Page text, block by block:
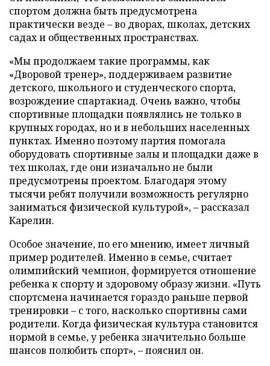
спортом должна быть предусмотрена
практически везде – во дворах, школах, детских
садах и общественных пространствах.
«Мы продолжаем такие программы, как
«Дворовой тренер», поддерживаем развитие
детского, школьного и студенческого спорта,
возрождение спартакиад. Очень важно, чтобы
спортивные площадки появлялись не только в
крупных городах, но и в небольших населенных
пунктах. Именно поэтому партия помогала
оборудовать спортивные залы и площадки даже в
тех школах, где они изначально не были
предусмотрены проектом. Благодаря этому
тысячи ребят получили возможность регулярно
заниматься физической культурой», – рассказал
Карелин.
Особое значение, по его мнению, имеет личный
пример родителей. Именно в семье, считает
олимпийский чемпион, формируется отношение
ребенка к спорту и здоровому образу жизни. «Путь
спортсмена начинается гораздо раньше первой
тренировки – с того, насколько спортивны сами
родители. Когда физическая культура становится
нормой в семье, у ребенка значительно больше
шансов полюбить спорт», – пояснил он.